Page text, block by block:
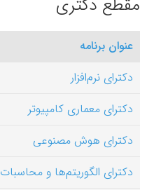
مقطع دکتری
عنوان برنامه
دکترای نرم‌افزار
دکترای معماری کامپیوتر
دکترای هوش مصنوعی
دکترای الگوریتم‌ها و محاسبات